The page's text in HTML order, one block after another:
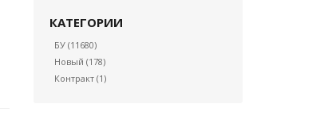
КАТЕГОРИИ
БУ (11680)
Новый (178)
Контракт (1)